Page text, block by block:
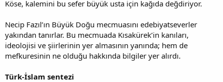
Köse, kalemini bu sefer büyük usta için kağıda değdiriyor.
Necip Fazıl’ın Büyük Doğu mecmuasını edebiyatseverler
yakından tanırlar. Bu mecmuada Kısakürek’in kanıları,
ideolojisi ve şiirlerinin yer almasının yanında; hem de
mefkuresinin ne olduğu hakkında bilgiler yer alırdı.
Türk-İslam sentezi